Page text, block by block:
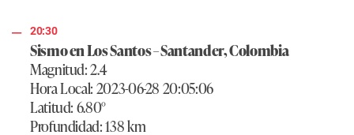
20:30
Sismo en Los Santos – Santander, Colombia
Magnitud: 2.4
Hora Local: 2023-06-28 20:05:06
Latitud: 6.80°
Profundidad: 138 km